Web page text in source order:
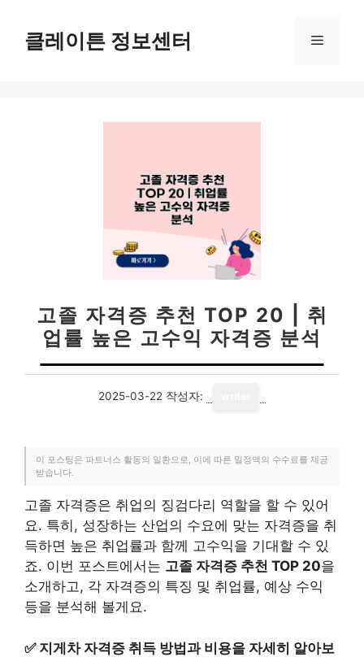
클레이튼 정보센터 메
고졸 자격증 추천 TOP 20 | 취
업률 높은 고수익 자격증 분석
2025-03-22 작성자:
이 포스팅은 파트너스 활동의 일환으로, 이에 따른 일정액의 수수료를 제공
받습니다.
고졸 자격증은 취업의 징검다리 역할을 할 수 있어
요. 특히, 성장하는 산업의 수요에 맞는 자격증을 취
득하면 높은 취업률과 함께 고수익을 기대할 수 있
죠. 이번 포스트에서는 고졸 자격증 추천 TOP 20을
소개하고, 각 자격증의 특징 및 취업률, 예상 수익
등을 분석해 볼게요.
✅ 지게차 자격증 취득 방법과 비용을 자세히 알아보